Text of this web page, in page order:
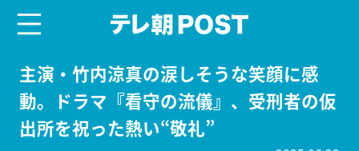
主演・竹内涼真の涙しそうな笑顔に感
動。ドラマ『看守の流儀』、受刑者の仮
出所を祝った熱い“敬礼”